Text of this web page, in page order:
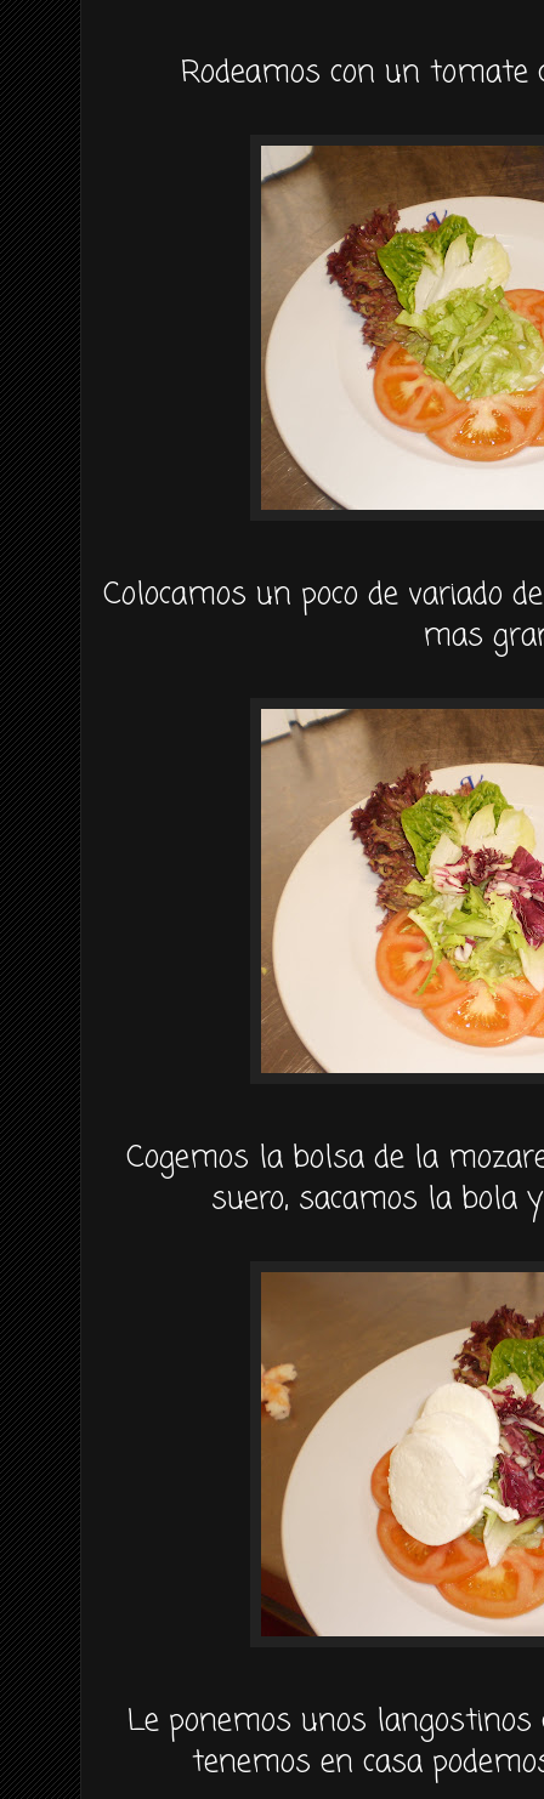
Rodeamos con un tomate
Colocamos un poco de variado
mas
Cogemos la bolsa de la
suero, sacamos la bola
Le ponemos unos langostinos
tenemos en casa